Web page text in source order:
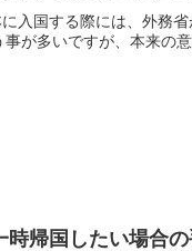
入国する際には、外務
事が多いですが、本来の
時帰国したい場合